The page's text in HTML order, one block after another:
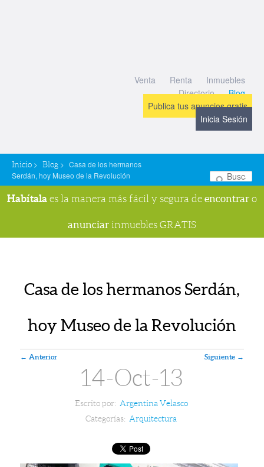
Venta Renta
Inmuebles
Directorio
Blog
Publica tus anuncios gratis
Inicia Sesión
Inicio > Blog > Casa de los hermanos
Serdán, hoy Museo de la Revolución
Habítala es la manera más fácil y segura de encontrar o
anunciar inmuebles GRATIS
Casa de los hermanos Serdán,
hoy Museo de la Revolución
Navegador de artículos
← Anterior Siguiente →
14-Oct-13
Escrito por: Argentina Velasco
Categorías: Arquitectura